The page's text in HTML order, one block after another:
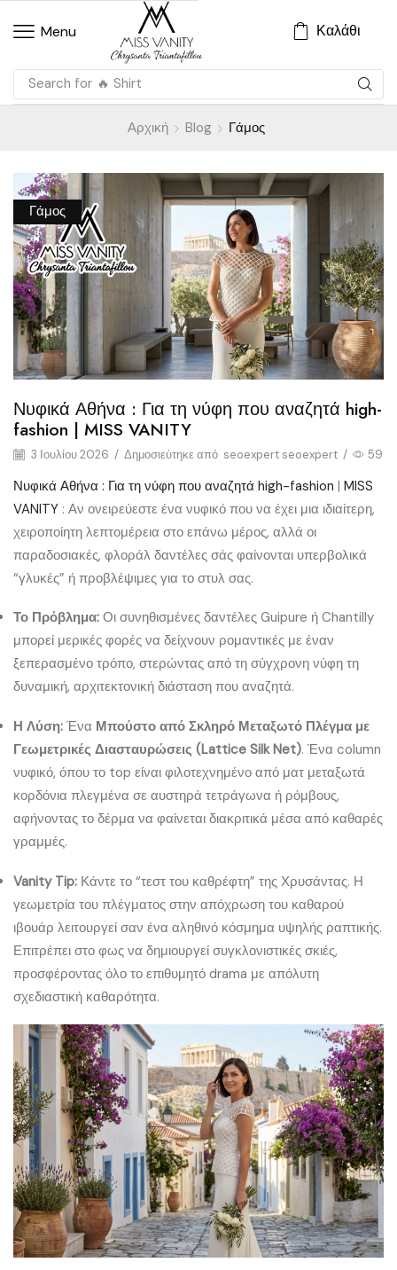
Menu Καλάθι
Search for 🔥 Shirt
Αρχική Blog Γάμος
Γάμος
Νυφικά Αθήνα : Για τη νύφη που αναζητά high-
fashion | MISS VANITY
3 Ιουλίου 2026 / Δημοσιεύτηκε από seoexpert seoexpert / 59
Νυφικά Αθήνα : Για τη νύφη που αναζητά high-fashion | MISS
VANITY : Αν ονειρεύεστε ένα νυφικό που να έχει μια ιδιαίτερη,
χειροποίητη λεπτομέρεια στο επάνω μέρος, αλλά οι
παραδοσιακές, φλοράλ δαντέλες σάς φαίνονται υπερβολικά
“γλυκές” ή προβλέψιμες για το στυλ σας.
Το Πρόβλημα: Οι συνηθισμένες δαντέλες Guipure ή Chantilly
μπορεί μερικές φορές να δείχνουν ρομαντικές με έναν
ξεπερασμένο τρόπο, στερώντας από τη σύγχρονη νύφη τη
δυναμική, αρχιτεκτονική διάσταση που αναζητά.
Η Λύση: Ένα Μπούστο από Σκληρό Μεταξωτό Πλέγμα με
Γεωμετρικές Διασταυρώσεις (Lattice Silk Net). Ένα column
νυφικό, όπου το top είναι φιλοτεχνημένο από ματ μεταξωτά
κορδόνια πλεγμένα σε αυστηρά τετράγωνα ή ρόμβους,
αφήνοντας το δέρμα να φαίνεται διακριτικά μέσα από καθαρές
γραμμές.
Vanity Tip: Κάντε το “τεστ του καθρέφτη” της Χρυσάντας. Η
γεωμετρία του πλέγματος στην απόχρωση του καθαρού
ιβουάρ λειτουργεί σαν ένα αληθινό κόσμημα υψηλής ραπτικής.
Επιτρέπει στο φως να δημιουργεί συγκλονιστικές σκιές,
προσφέροντας όλο το επιθυμητό drama με απόλυτη
σχεδιαστική καθαρότητα.